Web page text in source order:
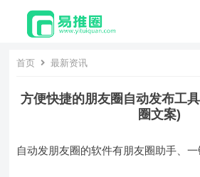
首页 最新资讯
方便快捷的朋友圈自动发布工
圈文案)
自动发朋友圈的软件有朋友圈助手、一